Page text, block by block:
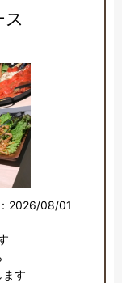
2026/08/01
ます